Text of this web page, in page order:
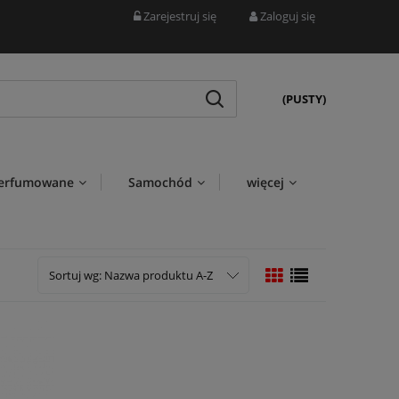
Zarejestruj się Zaloguj się
(PUSTY)
Samochód więcej
Sortuj wg: Nazwa produktu A-Z